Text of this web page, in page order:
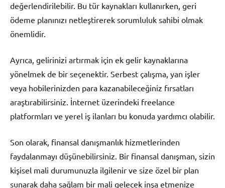
değerlendirilebilir. Bu tür kaynakları kullanırken, geri
ödeme planınızı netleştirerek sorumluluk sahibi olmak
önemlidir.
Ayrıca, gelirinizi artırmak için ek gelir kaynaklarına
yönelmek de bir seçenektir. Serbest çalışma, yan işler
veya hobilerinizden para kazanabileceğiniz fırsatları
araştırabilirsiniz. İnternet üzerindeki freelance
platformları ve yerel iş ilanları bu konuda yardımcı olabilir.
Son olarak, finansal danışmanlık hizmetlerinden
faydalanmayı düşünebilirsiniz. Bir finansal danışman, sizin
kişisel mali durumunuzla ilgilenir ve size özel bir plan
sunarak daha sağlam bir mali gelecek inşa etmenize